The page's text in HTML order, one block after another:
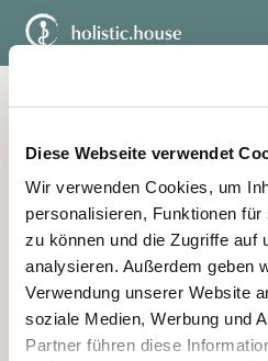
Diese Webseite verwendet
Wir verwenden Cookies, um
personalisieren, Funktionen
zu können und die Zugriffe auf
analysieren. Außerdem geben
Verwendung unserer Website
soziale Medien, Werbung und
Partner führen diese
Ihre E-Mail-Adresse wurde
Seite nun schließen und